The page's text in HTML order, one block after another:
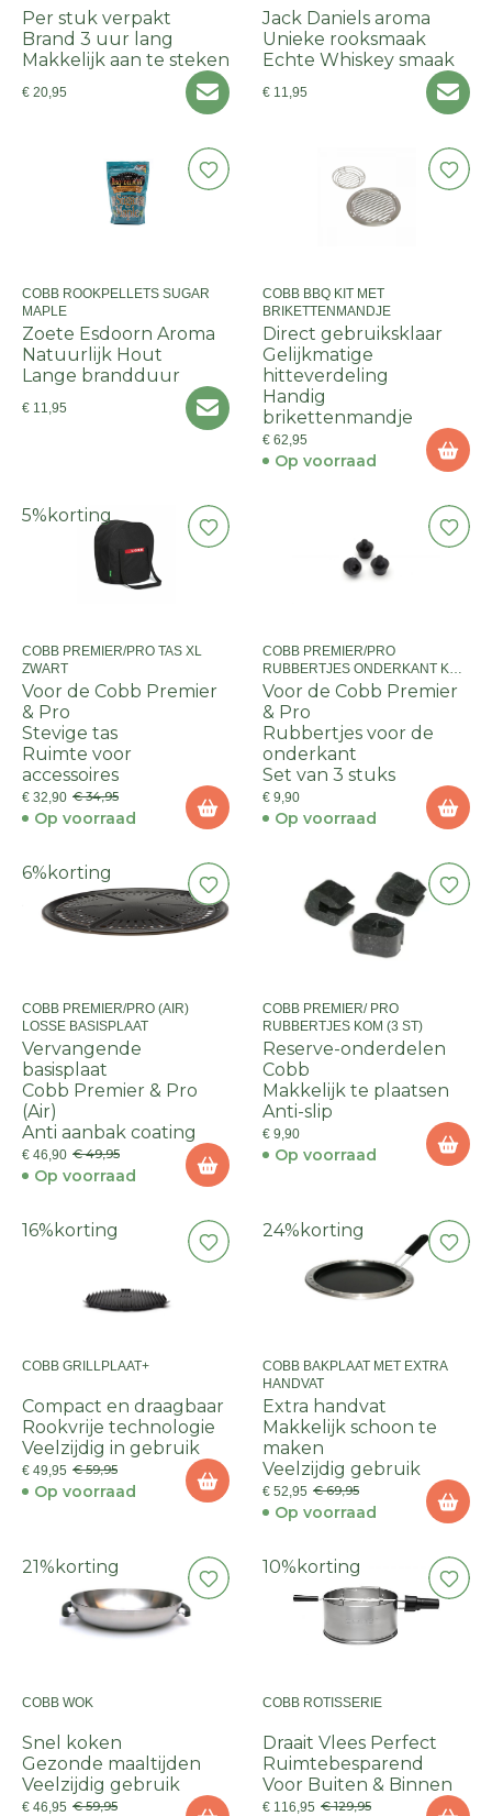
Per stuk verpakt
Brand 3 uur lang
Makkelijk aan te steken
€ 20,95
Jack Daniels aroma
Unieke rooksmaak
Echte Whiskey smaak
€ 11,95
COBB ROOKPELLETS SUGAR
MAPLE
Zoete Esdoorn Aroma
Natuurlijk Hout
Lange brandduur
€ 11,95
COBB BBQ KIT MET
BRIKETTENMANDJE
Direct gebruiksklaar
Gelijkmatige
hitteverdeling
Handig
brikettenmandje
€ 62,95
Op voorraad
5% korting
COBB PREMIER/PRO TAS XL
ZWART
Voor de Cobb Premier
& Pro
Stevige tas
Ruimte voor
accessoires
€ 32,90 € 34,95
Op voorraad
COBB PREMIER/PRO
RUBBERTJES ONDERKANT KOM
(3STUKS)
Voor de Cobb Premier
& Pro
Rubbertjes voor de
onderkant
Set van 3 stuks
€ 9,90
Op voorraad
6% korting
COBB PREMIER/PRO (AIR)
LOSSE BASISPLAAT
Vervangende
basisplaat
Cobb Premier & Pro
(Air)
Anti aanbak coating
€ 46,90 € 49,95
Op voorraad
COBB PREMIER/ PRO
RUBBERTJES KOM (3 ST)
Reserve-onderdelen
Cobb
Makkelijk te plaatsen
Anti-slip
€ 9,90
Op voorraad
16% korting
COBB GRILLPLAAT+
Compact en draagbaar
Rookvrije technologie
Veelzijdig in gebruik
€ 49,95 € 59,95
Op voorraad
24% korting
COBB BAKPLAAT MET EXTRA
HANDVAT
Extra handvat
Makkelijk schoon te
maken
Veelzijdig gebruik
€ 52,95 € 69,95
Op voorraad
21% korting
COBB WOK
Snel koken
Gezonde maaltijden
Veelzijdig gebruik
€ 46,95 € 59,95
10% korting
COBB ROTISSERIE
Draait Vlees Perfect
Ruimtebesparend
Voor Buiten & Binnen
€ 116,95 € 129,95